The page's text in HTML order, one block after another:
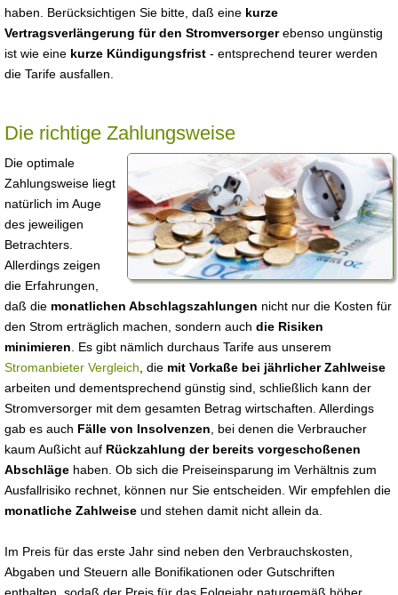
haben. Berücksichtigen Sie bitte, daß eine kurze
Vertragsverlängerung für den Stromversorgerebenso ungünstig
ist wie eine kurze Kündigungsfrist - entsprechend teurer werden
die Tarife ausfallen.
Die richtige Zahlungsweise
Die optimale
Zahlungsweise liegt
natürlich im Auge
des jeweiligen
Betrachters.
Allerdings zeigen
die Erfahrungen,
daß die monatlichen Abschlagszahlungen nicht nur die Kosten für
den Strom erträglich machen, sondern auch die Risiken
minimieren . Es gibt nämlich durchaus Tarife aus unserem
Stromanbieter Vergleich , die mit Vorkaße bei jährlicher Zahlweise
arbeiten und dementsprechend günstig sind, schließlich kann der
Stromversorger mit dem gesamten Betrag wirtschaften. Allerdings
gab es auch Fälle von Insolvenzen , bei denen die Verbraucher
kaum Außicht auf Rückzahlung der bereits vorgeschoßenen
Abschläge haben. Ob sich die Preiseinsparung im Verhältnis zum
Ausfallrisiko rechnet, können nur Sie entscheiden. Wir empfehlen die
monatliche Zahlweise und stehen damit nicht allein da.
Im Preis für das erste Jahr sind neben den Verbrauchskosten,
Abgaben und Steuern alle Bonifikationen oder Gutschriften